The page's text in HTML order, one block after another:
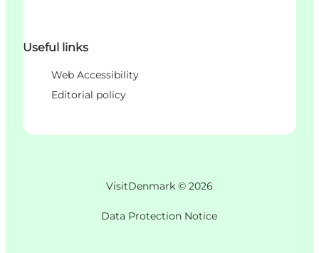
Useful links
Web Accessibility
Editorial policy
VisitDenmark © 2026
Data Protection Notice